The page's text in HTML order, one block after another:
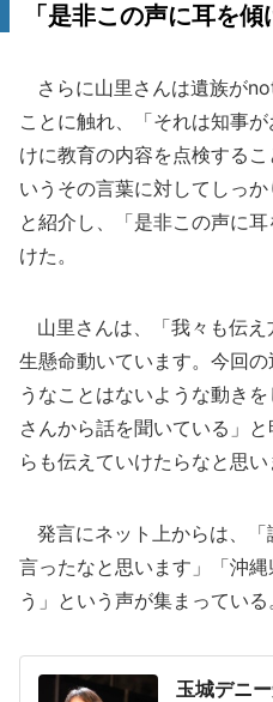
「是非この声に耳を傾
さらに山里さんは遺族が
ことに触れ、「それは知事
けに教育の内容を点検する
いうその言葉に対してしっ
と紹介し、「是非この声に
けた。
山里さんは、「我々も伝え
生懸命動いています。今回
うなことはないような動き
さんから話を聞いている」
らも伝えていけたらなと思い
発言にネット上からは、「
言ったなと思います」「沖
う」という声が集まっている
玉城デニ